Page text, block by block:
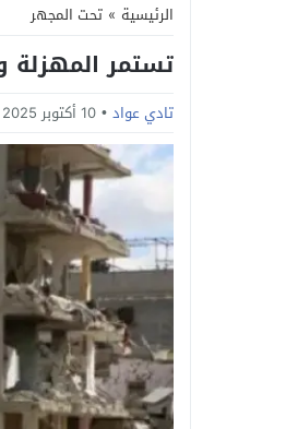
الرئيسية » تحت المجهر
تستمر
تادي عواد 10 أكتوبر 2025